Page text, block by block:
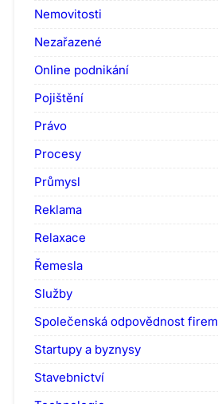
Nemovitosti
Nezařazené
Online podnikání
Pojištění
Právo
Procesy
Průmysl
Reklama
Relaxace
Řemesla
Služby
Společenská odpovědnost firem
Startupy a byznysy
Stavebnictví